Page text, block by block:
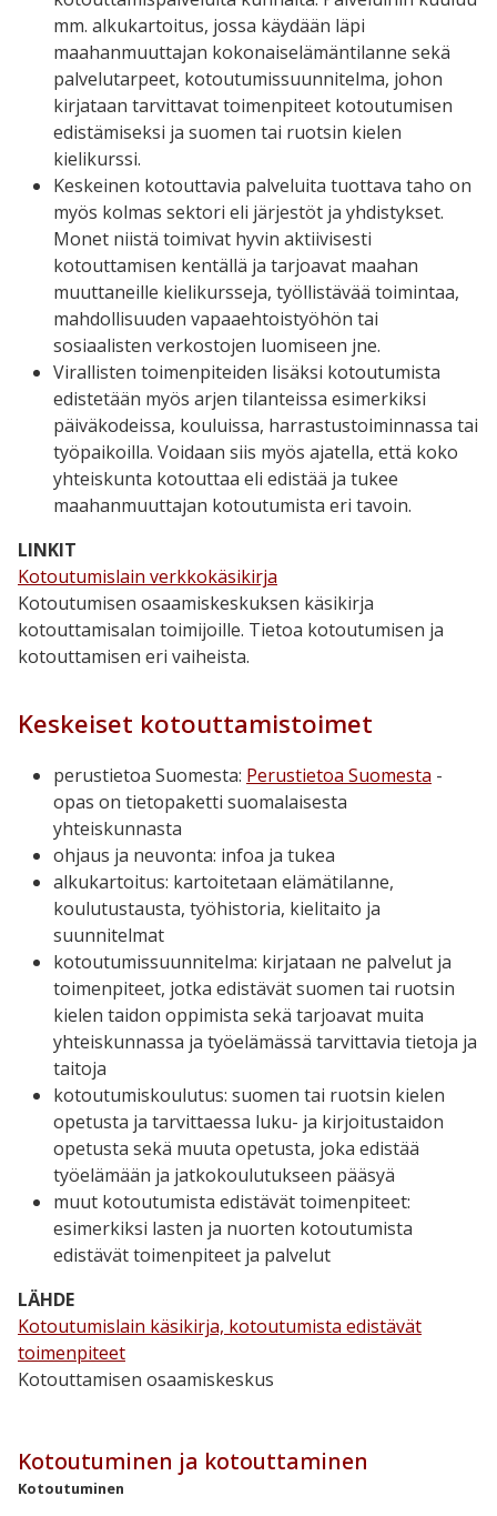
mm. alkukartoitus, jossa käydään läpi
maahanmuuttajan kokonaiselämäntilanne sekä
palvelutarpeet, kotoutumissuunnitelma, johon
kirjataan tarvittavat toimenpiteet kotoutumisen
edistämiseksi ja suomen tai ruotsin kielen
kielikurssi.
Keskeinen kotouttavia palveluita tuottava taho on
myös kolmas sektori eli järjestöt ja yhdistykset.
Monet niistä toimivat hyvin aktiivisesti
kotouttamisen kentällä ja tarjoavat maahan
muuttaneille kielikursseja, työllistävää toimintaa,
mahdollisuuden vapaaehtoistyöhön tai
sosiaalisten verkostojen luomiseen jne.
Virallisten toimenpiteiden lisäksi kotoutumista
edistetään myös arjen tilanteissa esimerkiksi
päiväkodeissa, kouluissa, harrastustoiminnassa tai
työpaikoilla. Voidaan siis myös ajatella, että koko
yhteiskunta kotouttaa eli edistää ja tukee
maahanmuuttajan kotoutumista eri tavoin.
LINKIT
Kotoutumislain verkkokäsikirja
Kotoutumisen osaamiskeskuksen käsikirja
kotouttamisalan toimijoille. Tietoa kotoutumisen ja
kotouttamisen eri vaiheista.
Keskeiset kotouttamistoimet
perustietoa Suomesta: Perustietoa Suomesta -
opas on tietopaketti suomalaisesta
yhteiskunnasta
ohjaus ja neuvonta: infoa ja tukea
alkukartoitus: kartoitetaan elämätilanne,
koulutustausta, työhistoria, kielitaito ja
suunnitelmat
kotoutumissuunnitelma: kirjataan ne palvelut ja
toimenpiteet, jotka edistävät suomen tai ruotsin
kielen taidon oppimista sekä tarjoavat muita
yhteiskunnassa ja työelämässä tarvittavia tietoja ja
taitoja
kotoutumiskoulutus: suomen tai ruotsin kielen
opetusta ja tarvittaessa luku- ja kirjoitustaidon
opetusta sekä muuta opetusta, joka edistää
työelämään ja jatkokoulutukseen pääsyä
muut kotoutumista edistävät toimenpiteet:
esimerkiksi lasten ja nuorten kotoutumista
edistävät toimenpiteet ja palvelut
LÄHDE
Kotoutumislain käsikirja, kotoutumista edistävät
toimenpiteet
Kotouttamisen osaamiskeskus
Kotoutuminen ja kotouttaminen
Kotoutuminen